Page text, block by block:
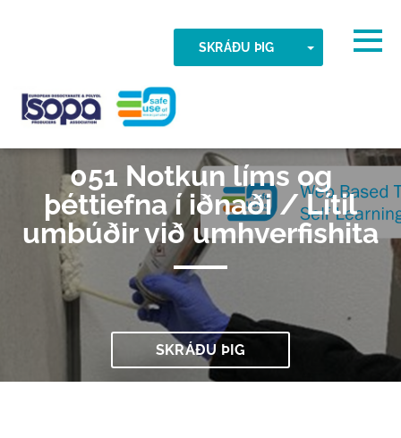
SKRÁÐU ÞIG TOGGLE
ISOPA-AISBL
051 Notkun líms og
þéttiefna í iðnaði / Lítil
umbúðir við umhverfishita
SKRÁÐU ÞIG